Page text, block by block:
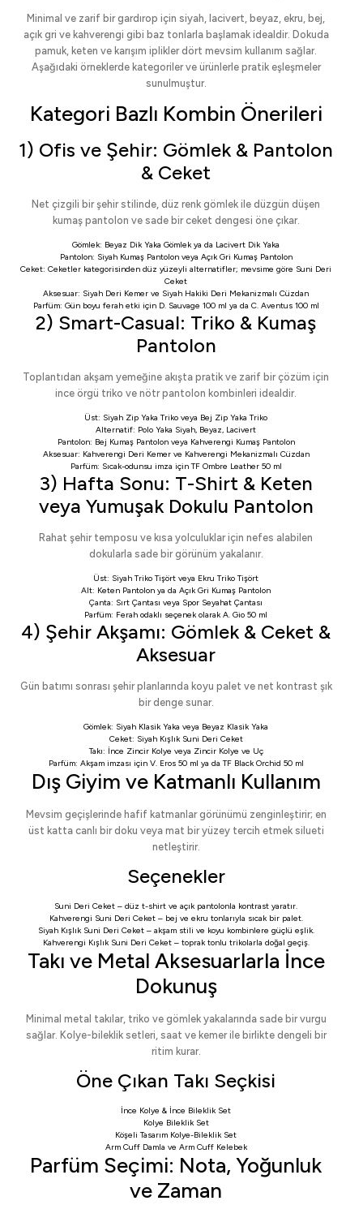
Minimal ve zarif bir gardırop için siyah, lacivert, beyaz, ekru, bej,
açık gri ve kahverengi gibi baz tonlarla başlamak idealdir. Dokuda
pamuk, keten ve karışım iplikler dört mevsim kullanım sağlar.
Aşağıdaki örneklerde kategoriler ve ürünlerle pratik eşleşmeler
sunulmuştur.
Kategori Bazlı Kombin Önerileri
1) Ofis ve Şehir: Gömlek & Pantolon
& Ceket
Net çizgili bir şehir stilinde, düz renk gömlek ile düzgün düşen
kumaş pantolon ve sade bir ceket dengesi öne çıkar.
Gömlek: Beyaz Dik Yaka Gömlek ya da Lacivert Dik Yaka
Pantolon: Siyah Kumaş Pantolonveya Açık Gri Kumaş Pantolon
Ceket: Ceketler kategorisinden düz yüzeyli alternatifler; mevsime göre Suni Deri
Ceket
Aksesuar: Siyah Deri Kemer ve Siyah Hakiki Deri Mekanizmalı Cüzdan
Parfüm: Gün boyu ferah etki için D. Sauvage 100 ml ya da C. Aventus 100 ml
2) Smart-Casual: Triko & Kumaş
Pantolon
Toplantıdan akşam yemeğine akışta pratik ve zarif bir çözüm için
ince örgü triko ve nötr pantolon kombinleri idealdir.
Üst: Siyah Zip Yaka Triko veya Bej Zip Yaka Triko
Alternatif: Polo Yaka Siyah, Beyaz, Lacivert
Pantolon: Bej Kumaş Pantolonveya Kahverengi Kumaş Pantolon
Aksesuar: Kahverengi Deri Kemerve Kahverengi Mekanizmalı Cüzdan
Parfüm: Sıcak-odunsu imza içinTF Ombre Leather 50 ml
3) Hafta Sonu: T-Shirt & Keten
veya Yumuşak Dokulu Pantolon
Rahat şehir temposu ve kısa yolculuklar için nefes alabilen
dokularla sade bir görünüm yakalanır.
Üst: Siyah Triko Tişört veya Ekru Triko Tişört
Alt: Keten Pantolon ya da Açık Gri Kumaş Pantolon
Çanta: Sırt Çantası veya Spor Seyahat Çantası
Parfüm: Ferah odaklı seçenek olarak A. Gio 50 ml
4) Şehir Akşamı: Gömlek & Ceket &
Aksesuar
Gün batımı sonrası şehir planlarında koyu palet ve net kontrast şık
bir denge sunar.
Gömlek: Siyah Klasik Yaka veya Beyaz Klasik Yaka
Ceket: Siyah Kışlık Suni Deri Ceket
Takı: İnce Zincir Kolye veya Zincir Kolye ve Uç
Parfüm: Akşam imzası için V. Eros 50 ml ya daTF Black Orchid 50 ml
Dış Giyim ve Katmanlı Kullanım
Mevsim geçişlerinde hafif katmanlar görünümü zenginleştirir; en
üst katta canlı bir doku veya mat bir yüzey tercih etmek silueti
netleştirir.
Seçenekler
Suni Deri Ceket – düz t-shirt ve açık pantolonla kontrast yaratır.
Kahverengi Suni Deri Ceket– bej ve ekru tonlarıyla sıcak bir palet.
Siyah Kışlık Suni Deri Ceket– akşam stili ve koyu kombinlere güçlü eşlik.
Kahverengi Kışlık Suni Deri Ceket– toprak tonlu trikolarla doğal geçiş.
Takı ve Metal Aksesuarlarla İnce
Dokunuş
Minimal metal takılar, triko ve gömlek yakalarında sade bir vurgu
sağlar. Kolye-bileklik setleri, saat ve kemer ile birlikte dengeli bir
ritim kurar.
Öne Çıkan Takı Seçkisi
İnce Kolye & İnce Bileklik Set
Kolye Bileklik Set
Köşeli Tasarım Kolye-Bileklik Set
Arm Cuff Damlave Arm Cuff Kelebek
Parfüm Seçimi: Nota, Yoğunluk
ve Zaman